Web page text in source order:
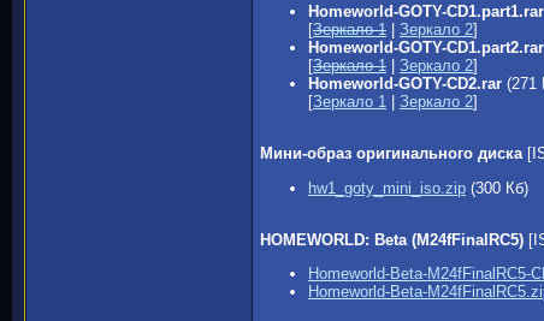
Homeworld-GOTY-CD1.part1.rar
[Зеркало 1 Зеркало 2]
Homeworld-GOTY-CD1.part2.rar
[Зеркало 1 Зеркало 2]
Homeworld-GOTY-CD2.rar (271
[Зеркало 1 Зеркало 2]
Мини-образ оригинального диска
hw1_goty_mini_iso.zip (300 Кб)
HOMEWORLD: Beta (M24fFinalRC5)
Homeworld-Beta-M24fFinalRC5-
Homeworld-Beta-